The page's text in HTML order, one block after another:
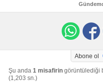
Abone ol
Şu anda 1 misafirin görüntülediği
(1,203 sn.)